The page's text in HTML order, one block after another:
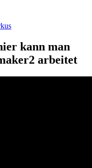
kann man
arbeitet